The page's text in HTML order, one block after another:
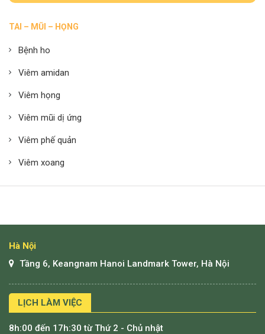
TAI – MŨI – HỌNG
Bệnh ho
Viêm amidan
Viêm họng
Viêm mũi dị ứng
Viêm phế quản
Viêm xoang
Hà Nội
Tầng 6, Keangnam Hanoi Landmark Tower, Hà Nội
LỊCH LÀM VIỆC
8h:00 đến 17h:30 từ Thứ 2 - Chủ nhật